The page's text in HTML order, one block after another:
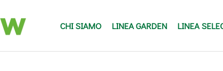
CHI SIAMO LINEA GARDEN LINEA